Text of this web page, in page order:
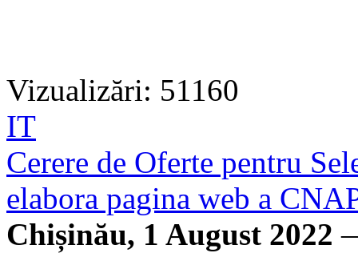
Vizualizări: 51160
IT
Cerere de Oferte pentru
elabora pagina web a
Chișinău, 1 August 2022